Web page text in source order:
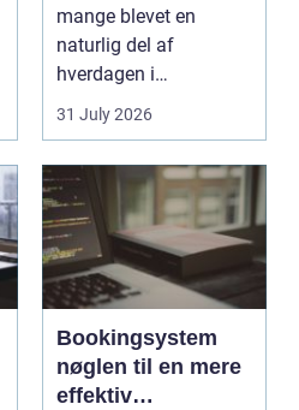
mange blevet en
naturlig del af
hverdagen i
København. Byen er
fyldt med dygtige...
31 July 2026
Bookingsystem
nøglen til en mere
effektiv